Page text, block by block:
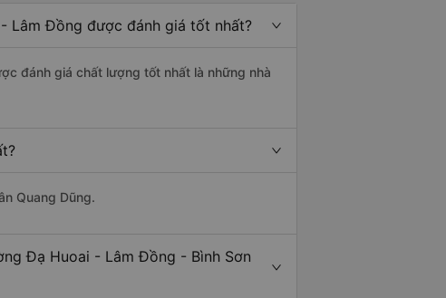
Lâm Đồng được đánh giá tốt nhất?
đánh giá chất lượng tốt nhất là những nhà
Quang Dũng.
Đạ Huoai - Lâm Đồng - Bình Sơn